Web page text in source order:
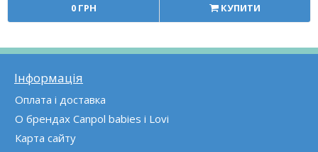
0 ГРН КУПИТИ
Інформація
Оплата і доставка
О брендах Canpol babies і Lovi
Карта сайту